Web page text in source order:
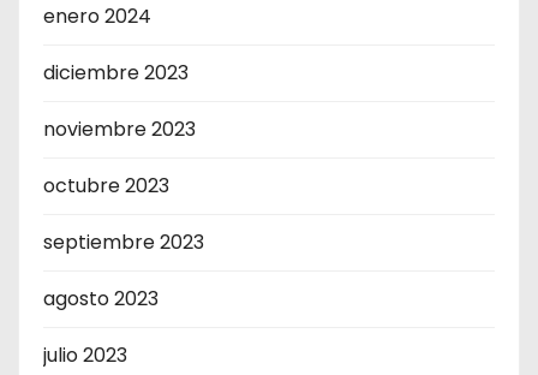
enero 2024
diciembre 2023
noviembre 2023
octubre 2023
septiembre 2023
agosto 2023
julio 2023